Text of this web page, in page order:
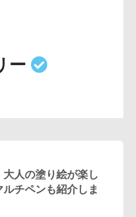
ー
人の塗り絵が楽し
チペンも紹介しま